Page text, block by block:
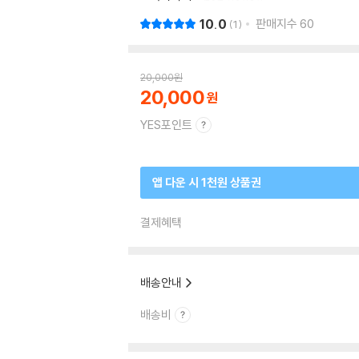
10.0 1 판매지수 60
20,000원
20,000
YES포인트
앱 다운 시 1천원 상품권
결제혜택
배송안내
배송비